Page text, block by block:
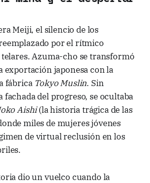
Meiji, el silencio de los
por el rítmico
Azuma-cho se transformó
exportación japonesa con la
fábrica Tokyo Muslin. Sin
fachada del progreso, se ocultaba
Aishi(la historia trágica de las
miles de mujeres jóvenes
de virtual reclusión en los
dio un vuelco cuando la